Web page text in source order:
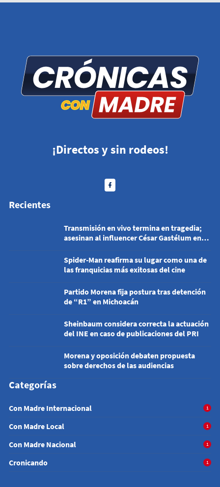
¡Directos y sin rodeos!
Recientes
Transmisión en vivo termina en tragedia;
asesinan al influencer César Gastélum en
Spider-Man reafirma su lugar como una de
las franquicias más exitosas del cine
Partido Morena fija postura tras detención
de “R1” en Michoacán
Sheinbaum considera correcta la actuación
del INE en caso de publicaciones del PRI
Morena y oposición debaten propuesta
sobre derechos de las audiencias
Categorías
Con Madre Internacional 1
Con Madre Local 1
Con Madre Nacional 1
Cronicando 1